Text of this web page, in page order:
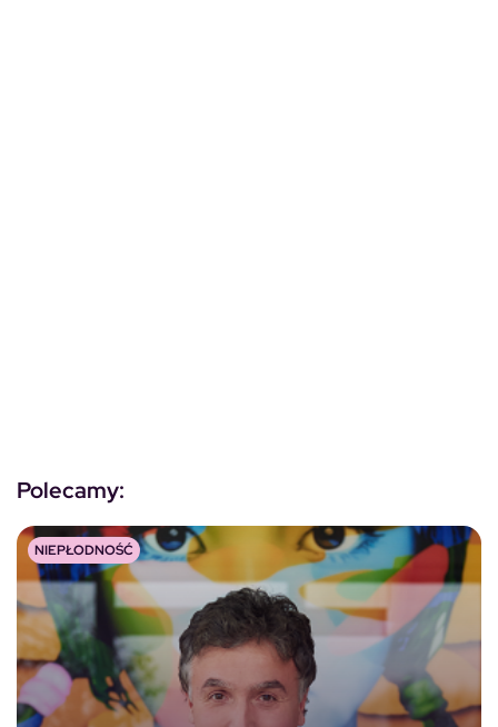
Polecamy:
NIEPŁODNOŚĆ